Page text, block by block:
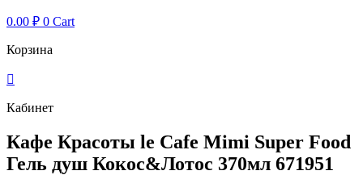
0.00 ₽ 0 Cart
Корзина
Кабинет
Кафе Красоты le Cafe Mimi Super Food
Гель душ Кокос&Лотос 370мл 671951